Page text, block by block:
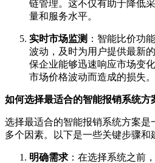
链管理。这不仅有助于降低
量和服务水平。
实时市场监测 ：智能比价功
波动，及时为用户提供最新
保企业能够迅速响应市场变
市场价格波动而造成的损失。
如何选择最适合的智能报销系统方
选择最适合的智能报销系统方案
多个因素。以下是一些关键步骤和
明确需求 ：在选择系统之前